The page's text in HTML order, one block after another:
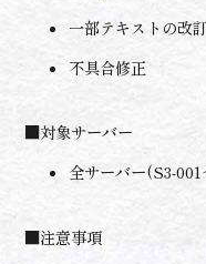
一部テキストの改訂
不具合修正
■対象サーバー
全サーバー(S3-
■注意事項